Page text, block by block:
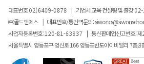
대표번호02)6409-0878 | 기업체 교육 컨설팅 및 출강
㈜골드앤에스 | 대표번호/통번역문의:
사업자등록번호:120-81-63837 | 통신판매업신고번호: 제
서울특별시 영등포구 영신로 166 영등포반도아이비밸리 7층,8